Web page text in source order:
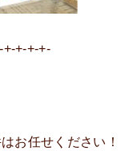
+-+-+-+-
お任せください！